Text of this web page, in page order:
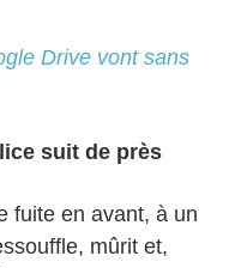
Drive vont sans
suit de près
fuite en avant, à un
mûrit et,